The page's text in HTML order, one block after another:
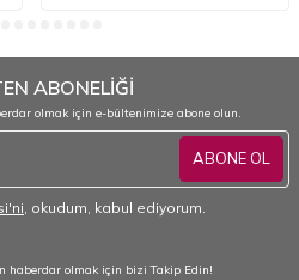
ABONELİĞİ
olmak için e-bültenimize abone olun.
ABONE OL
, okudum, kabul ediyorum.
haberdar olmak için bizi Takip Edin!